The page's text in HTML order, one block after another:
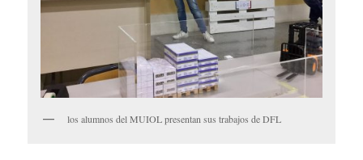
los alumnos del MUIOL presentan sus trabajos de DFL